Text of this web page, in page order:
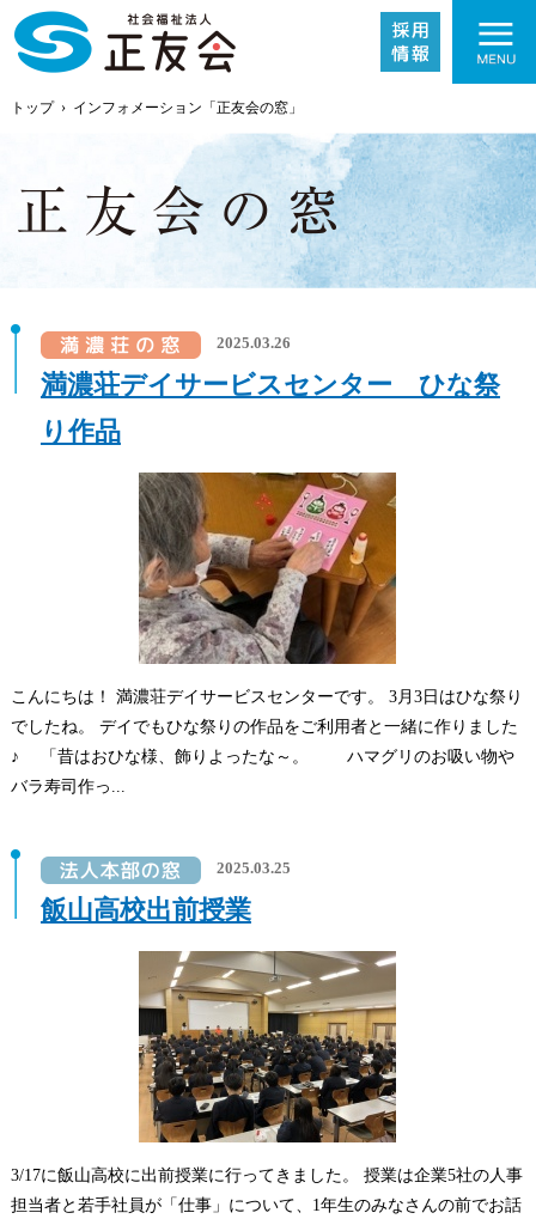
事業内容
採用情報
トップ› インフォメーション「正友会の窓」
2025.03.26
満濃荘デイサービスセンター ひな祭
り作品
こんにちは！ 満濃荘デイサービスセンターです。 3月3日はひな祭り
でしたね。 デイでもひな祭りの作品をご利用者と一緒に作りました
♪ 「昔はおひな様、飾りよったな～。 ハマグリのお吸い物や
バラ寿司作っ...
2025.03.25
飯山高校出前授業
3/17に飯山高校に出前授業に行ってきました。 授業は企業5社の人事
担当者と若手社員が「仕事」について、1年生のみなさんの前でお話